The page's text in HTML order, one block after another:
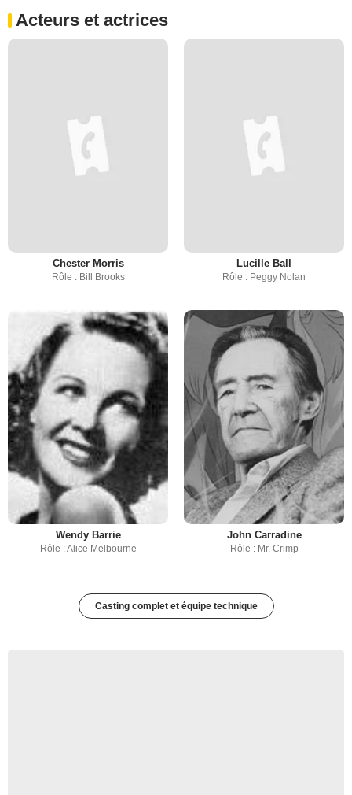
Acteurs et actrices
Chester Morris
Rôle : Bill Brooks
Lucille Ball
Rôle : Peggy Nolan
Wendy Barrie
Rôle : Alice Melbourne
John Carradine
Rôle : Mr. Crimp
Casting complet et équipe technique